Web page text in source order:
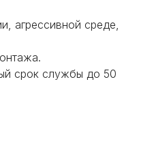
агрессивной среде,
срок службы до 50